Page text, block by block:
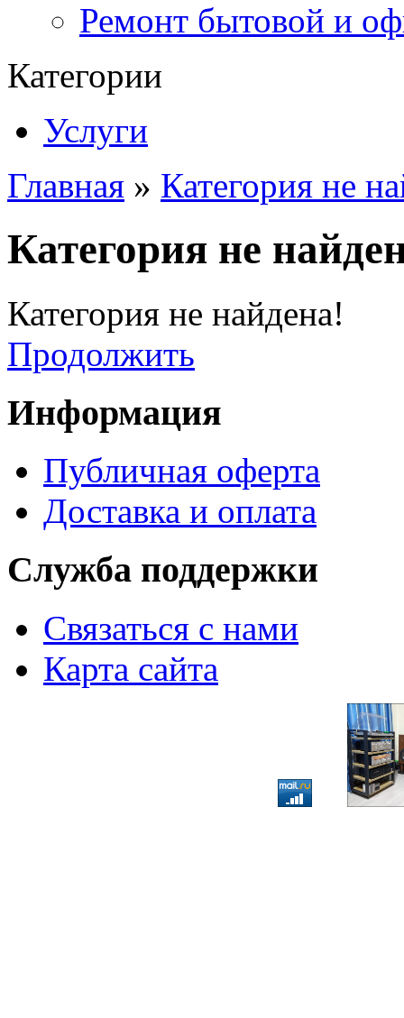
Ремонт бытовой и
Категории
Услуги
Главная » Категория не
Категория не
Категория не найдена!
Продолжить
Информация
Публичная оферта
Доставка и оплата
Служба поддержки
Связаться с нами
Карта сайта